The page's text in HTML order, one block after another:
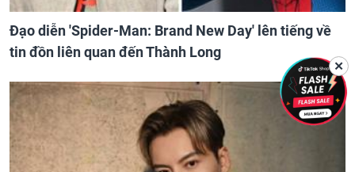
Đạo diễn 'Spider-Man: Brand New Day' lên tiếng về
tin đồn liên quan đến Thành Long
✕